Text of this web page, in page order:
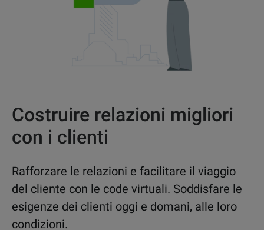
Costruire relazioni migliori
con i clienti
Rafforzare le relazioni e facilitare il viaggio
del cliente con le code virtuali. Soddisfare le
esigenze dei clienti oggi e domani, alle loro
condizioni.